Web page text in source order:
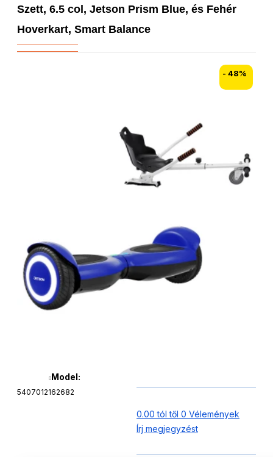
Szett, 6.5 col, Jetson Prism Blue, és Fehér
Hoverkart, Smart Balance
- 48%
Model:
5407012162682
0.00 tól től 0 Vélemények
Írj megjegyzést